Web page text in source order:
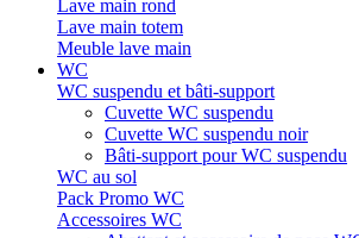
Lave main rond
Lave main totem
Meuble lave main
WC
WC suspendu et bâti-support
Cuvette WC suspendu
Cuvette WC suspendu noir
Bâti-support pour WC suspendu
WC au sol
Pack Promo WC
Accessoires WC